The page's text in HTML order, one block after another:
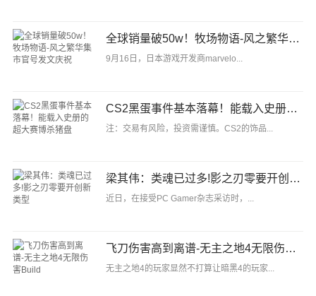
全球销量破50w！牧场物语-风之繁华集市官号发文庆祝
9月16日，日本游戏开发商marvelo...
CS2黑蛋事件基本落幕！能载入史册的超大赛博杀猪盘
注：交易有风险，投资需谨慎。CS2的饰品...
梁其伟：类魂已过多!影之刃零要开创新类型
近日，在接受PC Gamer杂志采访时，...
飞刀伤害高到离谱-无主之地4无限伤害Build
无主之地4的玩家显然不打算让暗黑4的玩家...